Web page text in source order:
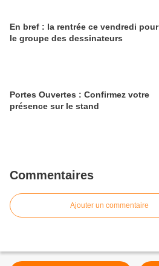
En bref : la rentrée ce vendredi pour
le groupe des dessinateurs
Portes Ouvertes : Confirmez votre
présence sur le stand
Commentaires
Ajouter un commentaire